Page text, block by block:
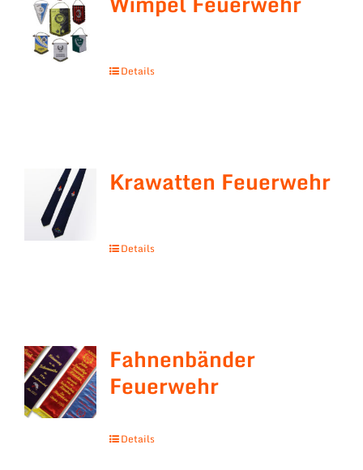
Details
Krawatten Feuerwehr
Details
Fahnenbänder
Feuerwehr
Details